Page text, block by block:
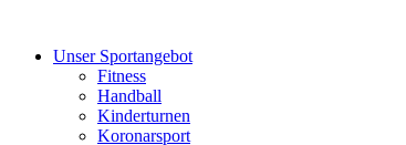
Unser Sportangebot
Fitness
Handball
Kinderturnen
Koronarsport